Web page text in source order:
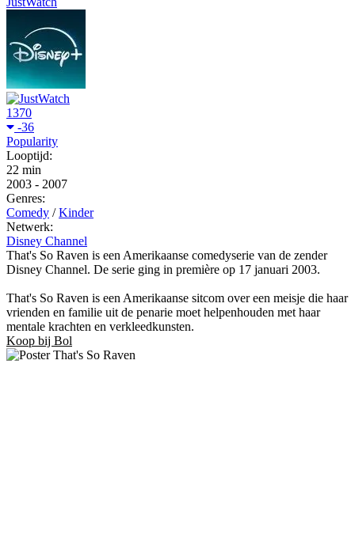
1370
-36
Popularity
Looptijd:
22 min
2003 - 2007
Genres:
Comedy / Kinder
Netwerk:
Disney Channel
That's So Raven is een Amerikaanse comedyserie van de zender
Disney Channel. De serie ging in première op 17 januari 2003.
That's So Raven is een Amerikaanse sitcom over een meisje die haar
vrienden en familie uit de penarie moet helpenhouden met haar
mentale krachten en verkleedkunsten.
Koop bij Bol